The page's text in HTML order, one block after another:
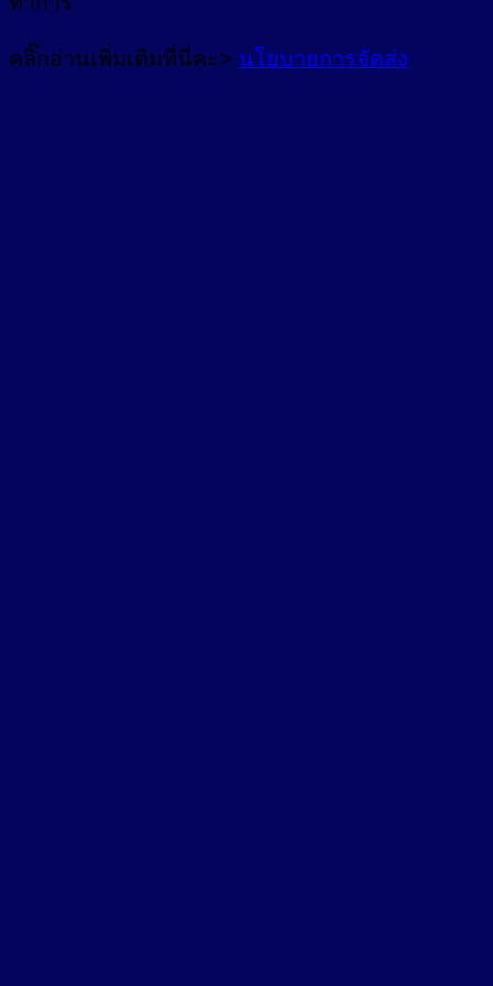
คลิ๊กอ่านเพิ่มเติมที่นี่คะ> นโยบายการจัดส่ง